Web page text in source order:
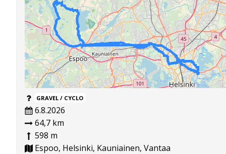
GRAVEL / CYCLO
6.8.2026
64,7 km
598 m
Espoo, Helsinki, Kauniainen, Vantaa